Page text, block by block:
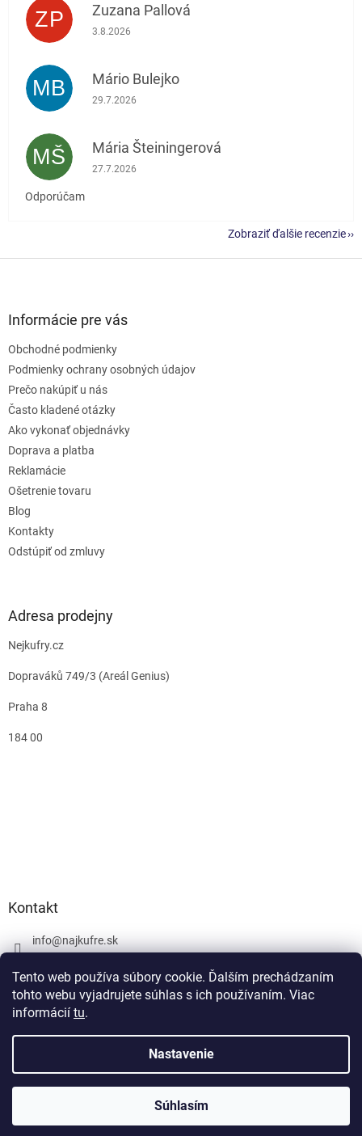
Tento web používa súbory cookie. Ďalším prechádzaním
tohto webu vyjadrujete súhlas s ich používaním. Viac
informácií tu.
Nastavenie
Súhlasím
ZP Zuzana Pallová
Hodnotenie obchodu je 5 z 5 hviezdičiek.
3.8.2026
MB Mário Bulejko
Hodnotenie obchodu je 5 z 5 hviezdičiek.
29.7.2026
MŠ Mária Šteiningerová
Hodnotenie obchodu je 5 z 5 hviezdičiek.
27.7.2026
Odporúčam
Zobraziť ďalšie recenzie
Informácie pre vás
Obchodné podmienky
Podmienky ochrany osobných údajov
Prečo nakúpiť u nás
Často kladené otázky
Ako vykonať objednávky
Doprava a platba
Reklamácie
Ošetrenie tovaru
Blog
Kontakty
Odstúpiť od zmluvy
Adresa prodejny
Nejkufry.cz
Dopraváků 749/3 (Areál Genius)
Praha 8
184 00
Kontakt
info@najkufre.sk
Facebook
Vytvoril Shoptet
najkufre.sk. Všetky práva vyhradené.